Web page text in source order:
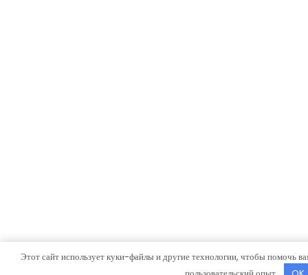
Этот сайт использует куки-файлы и другие технологии, чтобы помочь